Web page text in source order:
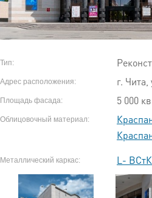
Тип:
Адрес расположения: г.
Площадь фасада: 5 000
Облицовочный материал:
Металлический каркас: L-